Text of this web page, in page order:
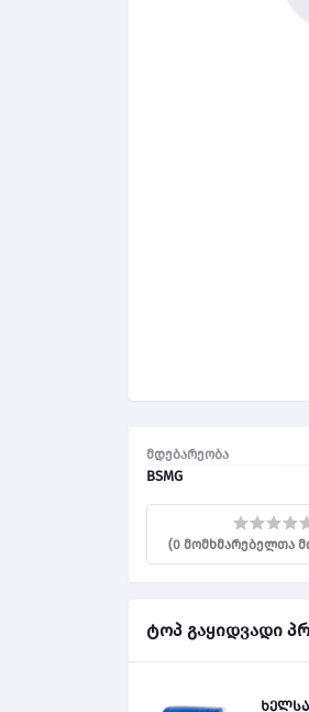
მდებარეობა
BSMG
(0 მომხმარებელთა
ტოპ გაყიდვადი